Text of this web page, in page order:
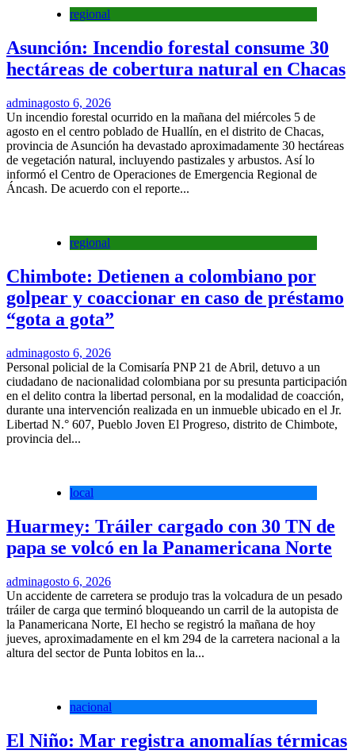
regional
Asunción: Incendio forestal consume 30
hectáreas de cobertura natural en Chacas
adminagosto 6, 2026
Un incendio forestal ocurrido en la mañana del miércoles 5 de
agosto en el centro poblado de Huallín, en el distrito de Chacas,
provincia de Asunción ha devastado aproximadamente 30 hectáreas
de vegetación natural, incluyendo pastizales y arbustos. Así lo
informó el Centro de Operaciones de Emergencia Regional de
Áncash. De acuerdo con el reporte...
regional
Chimbote: Detienen a colombiano por
golpear y coaccionar en caso de préstamo
“gota a gota”
adminagosto 6, 2026
Personal policial de la Comisaría PNP 21 de Abril, detuvo a un
ciudadano de nacionalidad colombiana por su presunta participación
en el delito contra la libertad personal, en la modalidad de coacción,
durante una intervención realizada en un inmueble ubicado en el Jr.
Libertad N.° 607, Pueblo Joven El Progreso, distrito de Chimbote,
provincia del...
local
Huarmey: Tráiler cargado con 30 TN de
papa se volcó en la Panamericana Norte
adminagosto 6, 2026
Un accidente de carretera se produjo tras la volcadura de un pesado
tráiler de carga que terminó bloqueando un carril de la autopista de
la Panamericana Norte, El hecho se registró la mañana de hoy
jueves, aproximadamente en el km 294 de la carretera nacional a la
altura del sector de Punta lobitos en la...
nacional
El Niño: Mar registra anomalías térmicas